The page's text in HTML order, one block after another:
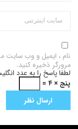
نام ، ایمیل و وب سایت
مرورگر ذخیره کنید.
لطفا پاسخ را به عدد
پنج × ۴ =